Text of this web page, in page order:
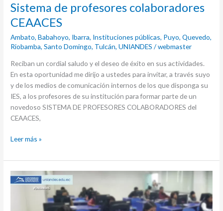
Sistema de profesores colaboradores
CEAACES
Ambato,Babahoyo, Ibarra, Instituciones públicas, Puyo,Quevedo,
Riobamba,Santo Domingo, Tulcán,UNIANDES /webmaster
Reciban un cordial saludo y el deseo de éxito en sus actividades.
En esta oportunidad me dirijo a ustedes para invitar, a través suyo
y de los medios de comunicación internos de los que disponga su
IES, a los profesores de su institución para formar parte de un
novedoso SISTEMA DE PROFESORES COLABORADORES del
CEAACES,
Leer más »
“INSTRUCTIVO
DEL